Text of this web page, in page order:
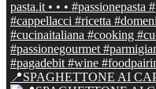
📍SPAGHETTONE AI